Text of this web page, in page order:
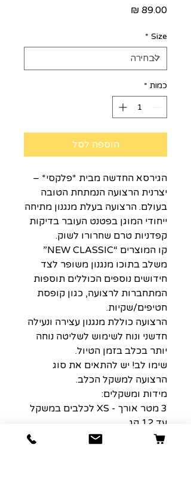
Size
*
כמות *
הוספה לסל
הגירסא החדשה מבית *פלקסי* –
יצרנית הרצועה הנמתחת הטובה
בעולם. הרצועה בעלת מנגנון מתיחה
ייחודי המוגן בפטנט העובר בדיקות
קפדניות טרם שחרורו לשוק.
קו המוצרים “NEW CLASSIC”
משלב בתוכו מנגנון משופר לצד
חידושים נוספים הכוללים תוספות
המתחברות לרצועה, כגון קופסת
חטיפים/שקיות.
הרצועה כוללת מנגנון עצירה ונעילה
חדשני ונוח לשימוש לשליטה נוחה
יותר בכלב בזמן הטיול.
שימו לב! יש להתאים את סוג
הרצועה למשקל הכלב.
מידות ומשקלים:
3 מטר אורך - XS לכלבים במשקל
עד 12 קג.
5 מטר אורך- S לכלבים במשקל עד